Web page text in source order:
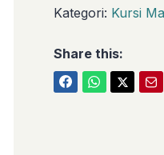
Kategori: Kursi
Share this: